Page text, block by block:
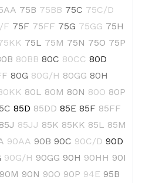
75B 75BB 75C 75C/D
F 75F 75FF 75G 75GG 75H
75L 75M 75N 75O 75P
80BB 80C 80CC 80D
80G 80G/H 80GG 80H
80L 80M 80N 80O 80P
85D 85DD 85E 85F 85FF
85J 85JJ 85K 85KK 85L
85M
90AA 90B 90C 90C/D 90D
90G/H 90GG 90H 90HH 90I
90M 90N 90O 90P 94E 95B